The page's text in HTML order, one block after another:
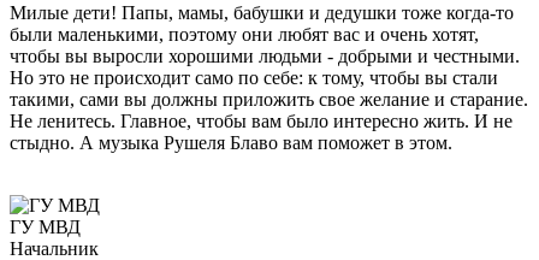
Милые дети! Папы, мамы, бабушки и дедушки тоже когда-то
были маленькими, поэтому они любят вас и очень хотят,
чтобы вы выросли хорошими людьми - добрыми и честными.
Но это не происходит само по себе: к тому, чтобы вы стали
такими, сами вы должны приложить свое желание и старание.
Не ленитесь. Главное, чтобы вам было интересно жить. И не
стыдно. А музыка Рушеля Блаво вам поможет в этом.
ГУ МВД
Начальник